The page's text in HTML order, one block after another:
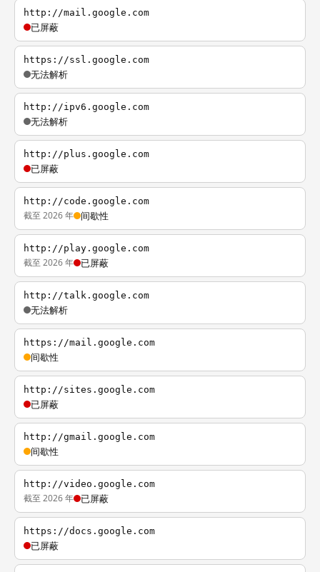
http://mail.google.com
已屏蔽
https://ssl.google.com
无法解析
http://ipv6.google.com
无法解析
http://plus.google.com
已屏蔽
http://code.google.com
截至 2026 年 间歇性
http://play.google.com
截至 2026 年 已屏蔽
http://talk.google.com
无法解析
https://mail.google.com
间歇性
http://sites.google.com
已屏蔽
http://gmail.google.com
间歇性
http://video.google.com
截至 2026 年 已屏蔽
https://docs.google.com
已屏蔽